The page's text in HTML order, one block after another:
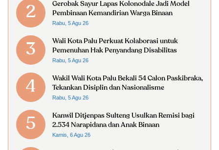
2
Gerobak Sayur Lapas Kolonodale Jadi Model
Pembinaan Kemandirian Warga Binaan
Rabu, 5 Agu 26
3
Wali Kota Palu Perkuat Kolaborasi untuk
Pemenuhan Hak Penyandang Disabilitas
Rabu, 5 Agu 26
4
Wakil Wali Kota Palu Bekali 54 Calon Paskibraka,
Tekankan Disiplin dan Nasionalisme
Rabu, 5 Agu 26
5
Kanwil Ditjenpas Sulteng Usulkan Remisi bagi
2.534 Narapidana dan Anak Binaan
Kamis, 6 Agu 26